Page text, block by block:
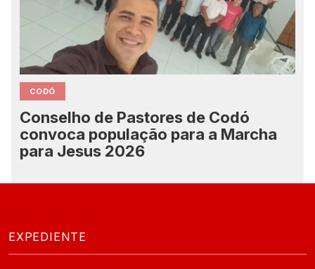
CODÓ
Conselho de Pastores de Codó
convoca população para a Marcha
para Jesus 2026
EXPEDIENTE